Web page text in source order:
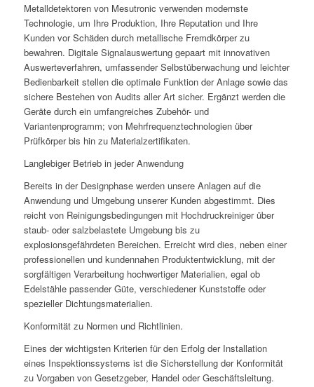
Metalldetektoren von Mesutronic verwenden modernste
Technologie, um Ihre Produktion, Ihre Reputation und Ihre
Kunden vor Schäden durch metallische Fremdkörper zu
bewahren. Digitale Signalauswertung gepaart mit innovativen
Auswerteverfahren, umfassender Selbstüberwachung und leichter
Bedienbarkeit stellen die optimale Funktion der Anlage sowie das
sichere Bestehen von Audits aller Art sicher. Ergänzt werden die
Geräte durch ein umfangreiches Zubehör- und
Variantenprogramm; von Mehrfrequenztechnologien über
Prüfkörper bis hin zu Materialzertifikaten.
Langlebiger Betrieb in jeder Anwendung
Bereits in der Designphase werden unsere Anlagen auf die
Anwendung und Umgebung unserer Kunden abgestimmt. Dies
reicht von Reinigungsbedingungen mit Hochdruckreiniger über
staub- oder salzbelastete Umgebung bis zu
explosionsgefährdeten Bereichen. Erreicht wird dies, neben einer
professionellen und kundennahen Produktentwicklung, mit der
sorgfältigen Verarbeitung hochwertiger Materialien, egal ob
Edelstähle passender Güte, verschiedener Kunststoffe oder
spezieller Dichtungsmaterialien.
Konformität zu Normen und Richtlinien.
Eines der wichtigsten Kriterien für den Erfolg der Installation
eines Inspektionssystems ist die Sicherstellung der Konformität
zu Vorgaben von Gesetzgeber, Handel oder Geschäftsleitung.